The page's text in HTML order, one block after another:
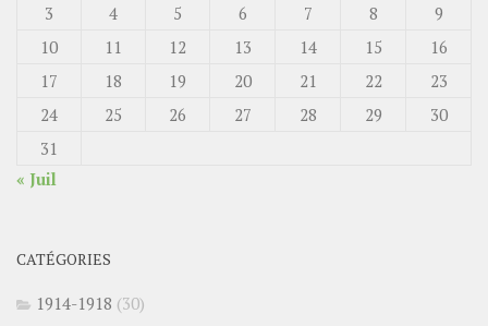
3
4 5 6 7 8
9
10
11 12 13 14 15
16
17
18 19 20 21 22
23
24
25 26 27 28 29
30
31
« Juil
CATÉGORIES
1914-1918 (30)